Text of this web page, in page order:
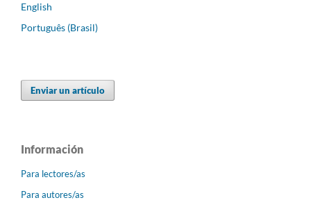
English
Português (Brasil)
Enviar un artículo
Información
Para lectores/as
Para autores/as